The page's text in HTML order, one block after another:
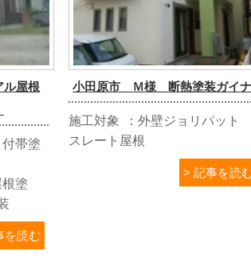
ル屋根
帯塗
塗
を読む
小田原市 Ｍ様 断熱塗装ガイナ
施工対象
外壁ジョリパット
スレート屋根
> 記事を読